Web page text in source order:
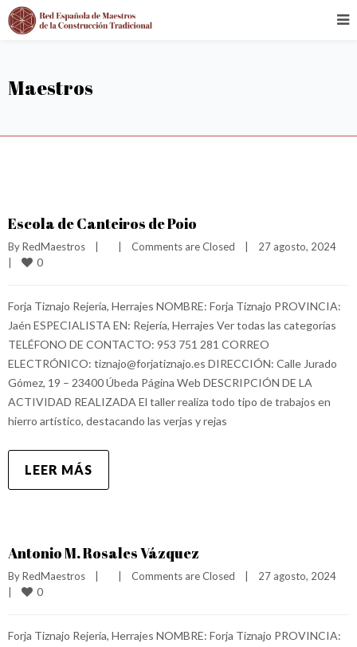
Maestros
Escola de Canteiros de Poio
By RedMaestros Comments are Closed
0
Forja Tiznajo Rejería, Herrajes NOMBRE: Forja Tiznajo PROVINCIA:
Jaén ESPECIALISTA EN: Rejería, Herrajes Ver todas las categorías
TELÉFONO DE CONTACTO: 953 751 281 CORREO
ELECTRÓNICO: tiznajo@forjatiznajo.es DIRECCIÓN: Calle Jurado
Gómez, 19 – 23400 Úbeda Página Web DESCRIPCIÓN DE LA
ACTIVIDAD REALIZADA El taller realiza todo tipo de trabajos en
hierro artístico, destacando las verjas y rejas
LEER MÁS
Antonio M. Rosales Vázquez
By RedMaestros Comments are Closed
0
Forja Tiznajo Rejería, Herrajes NOMBRE: Forja Tiznajo PROVINCIA: